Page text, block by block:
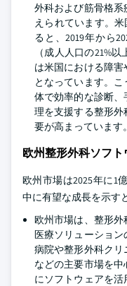
外科および筋骨格
えられています。
ると、2019年から
（成人人口の21%
は米国における障
となっています。
体で効率的な診断
理を支援する整形
要が高まっています。
欧州整形外科ソフ
欧州市場は2025年に1
中に有望な成長を示す
欧州市場は、整形
医療ソリューション
病院や整形外科ク
などの主要市場を
にソフトウェアを